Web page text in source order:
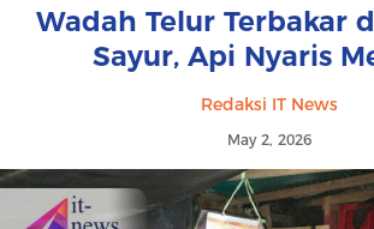
Wadah Telur Terbakar
Sayur, Api Nyaris
Redaksi IT News
May 2, 2026